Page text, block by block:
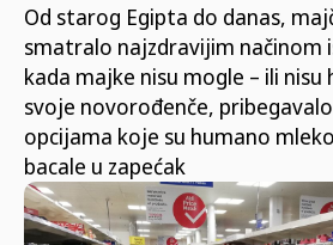
Od starog Egipta do danas,
smatralo najzdravijim načinom
kada majke nisu mogle – ili nisu
svoje novorođenče,
opcijama koje su humano
bacale u zapećak